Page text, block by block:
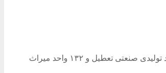
نوای گیل- استاندار گیلان از احیای ۲۴۷ واحد تولیدی صنعتی، گردشگری و کشاورزی راکد گیلان در دولت سیزدهم خبر داد و افزود: طی ۲ سال گذشته ۱۱۵ واحد تولیدی صنعتی تعطیل و ۱۳۲ واحد میراث